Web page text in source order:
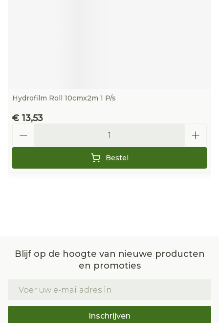
Hydrofilm Roll 10cmx2m 1 P/s
€ 13,53
Bestel
Blijf op de hoogte van nieuwe producten
en promoties
Inschrijven